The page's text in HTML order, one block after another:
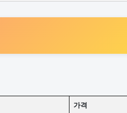
가격